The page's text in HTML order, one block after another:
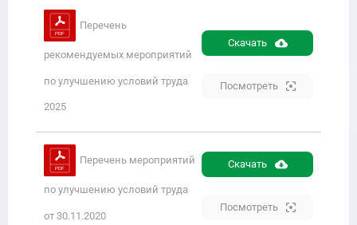
Перечень
рекомендуемых мероприятий
по улучшению условий труда
2025
Скачать
Посмотреть
Перечень мероприятий
по улучшению условий труда
от 30.11.2020
Скачать
Посмотреть